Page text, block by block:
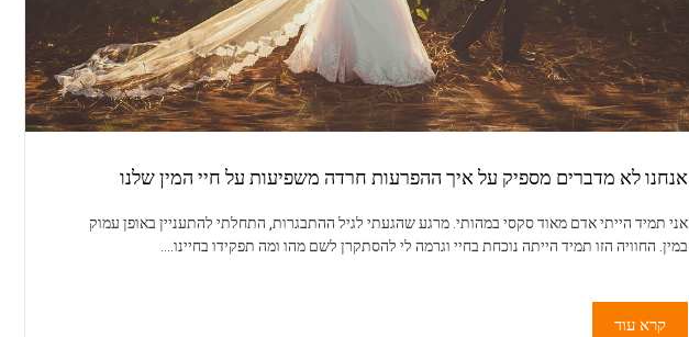
אנחנו לא מדברים מספיק על איך ההפרעות חרדה משפיעות על חיי המין שלנו
אני תמיד הייתי אדם מאוד סקסי במהותי. מרגע שהגעתי לגיל ההתבגרות, התחלתי להתעניין באופן עמוק
במין. החוויה הזו תמיד הייתה נוכחת בחיי וגרמה לי להסתקרן לשם מהו ומה תפקידו בחיינו.…
קרא עוד